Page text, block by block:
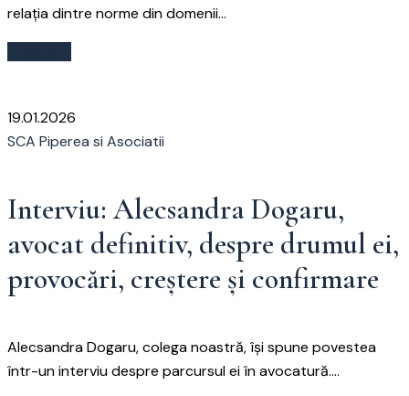
relația dintre norme din domenii...
19.01.2026
SCA Piperea si Asociatii
Interviu: Alecsandra Dogaru,
avocat definitiv, despre drumul ei,
provocări, creștere și confirmare
Alecsandra Dogaru, colega noastră, își spune povestea
într-un interviu despre parcursul ei în avocatură....